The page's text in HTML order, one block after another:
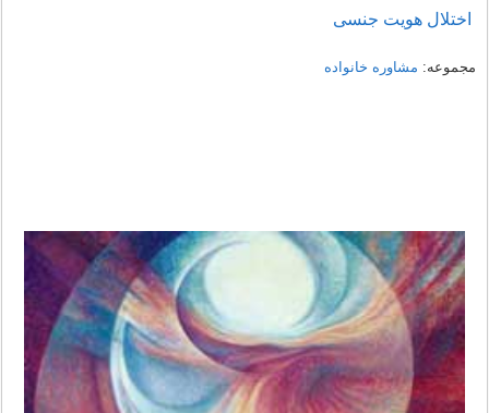
اختلال هویت جنسی
مجموعه: مشاوره خانواده